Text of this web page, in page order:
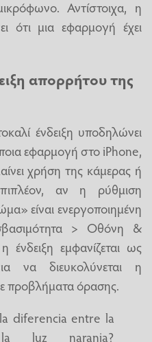
Αντίστοιχα, η
ότι μια εφαρμογή έχει
απορρήτου της
ένδειξη υποδηλώνει
εφαρμογή στο iPhone,
χρήση της κάμερας ή
αν η ρύθμιση
είναι ενεργοποιημένη
> Οθόνη &
εμφανίζεται ως
να διευκολύνεται η
προβλήματα όρασης.
diferencia entre la
naranja?